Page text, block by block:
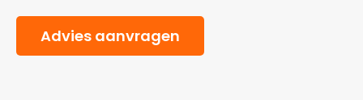
Advies aanvragen